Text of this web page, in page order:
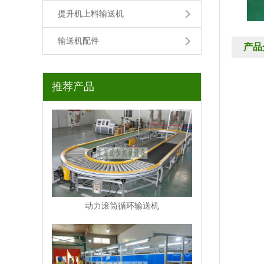
提升机上料输送机
输送机配件
推荐产品
动力滚筒循环输送机
产